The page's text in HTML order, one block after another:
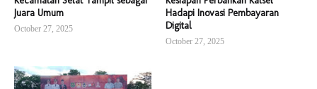
Juara Umum
October 27, 2025
Hadapi Inovasi Pembayaran
Digital
October 27, 2025